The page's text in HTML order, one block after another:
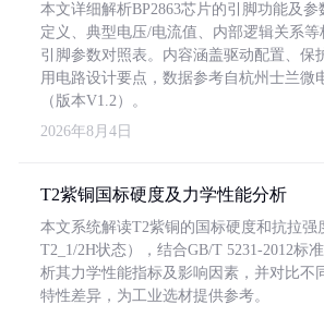
本文详细解析BP2863芯片的引脚功能及
定义、典型电压/电流值、内部逻辑关系
引脚参数对照表。内容涵盖驱动配置、保
用电路设计要点，数据参考自杭州士兰微
（版本V1.2）。
2026年8月4日
T2紫铜国标硬度及力学性能分析
本文系统解读T2紫铜的国标硬度和抗拉强
T2_1/2H状态），结合GB/T 5231-2012标
析其力学性能指标及影响因素，并对比不
特性差异，为工业选材提供参考。